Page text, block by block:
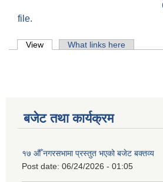
file.
Primary tabs
View (active tab)What links here
बजेट तथा कार्यक्रम
१७ औँ नगरसभामा प्रस्तुत भएको बजेट बक्तव्य
Post date: 06/24/2026 - 01:05